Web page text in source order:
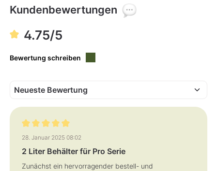
ü
g
r
f
i
t
-
Kundenbewertungen
4.75/5
Bewertung schreiben
Bewertung mit 5 von 5 Sternen
28. Januar 2025 08:02
2 Liter Behälter für Pro Serie
Zunächst ein hervorragender bestell- und